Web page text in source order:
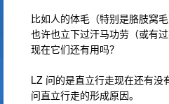
比如人的体毛（特别是胳肢窝
也许也立下过汗马功劳（或有
现在它们还有用吗？
LZ 问的是直立行走现在还有没
问直立行走的形成原因。